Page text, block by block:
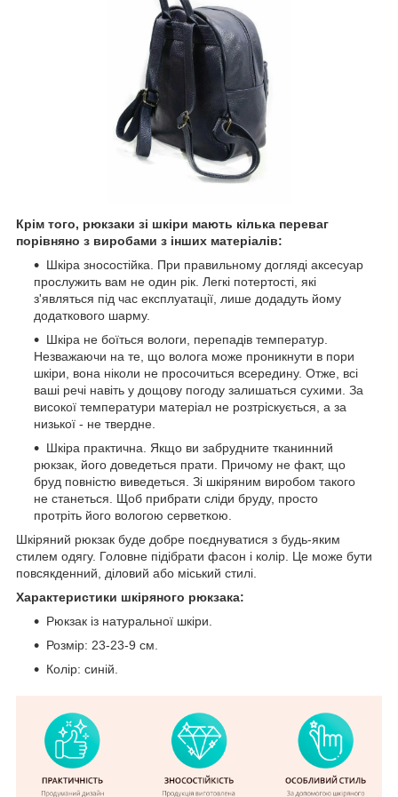
Крім того, рюкзаки зі шкіри мають кілька переваг
порівняно з виробами з інших матеріалів:
Шкіра зносостійка. При правильному догляді аксесуар
прослужить вам не один рік. Легкі потертості, які
з'являться під час експлуатації, лише додадуть йому
додаткового шарму.
Шкіра не боїться вологи, перепадів температур.
Незважаючи на те, що волога може проникнути в пори
шкіри, вона ніколи не просочиться всередину. Отже, всі
ваші речі навіть у дощову погоду залишаться сухими. За
високої температури матеріал не розтріскується, а за
низької - не твердне.
Шкіра практична. Якщо ви забрудните тканинний
рюкзак, його доведеться прати. Причому не факт, що
бруд повністю виведеться. Зі шкіряним виробом такого
не станеться. Щоб прибрати сліди бруду, просто
протріть його вологою серветкою.
Шкіряний рюкзак буде добре поєднуватися з будь-яким
стилем одягу. Головне підібрати фасон і колір. Це може бути
повсякденний, діловий або міський стилі.
Характеристики шкіряного рюкзака:
Рюкзак із натуральної шкіри.
Розмір: 23-23-9 см.
Колір: синій.